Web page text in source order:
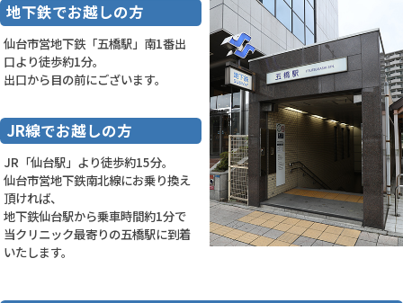
地下鉄でお越しの方
仙台市営地下鉄「五橋駅」南1番出
口より徒歩約1分。
出口から目の前にございます。
JR線でお越しの方
JR「仙台駅」より徒歩約15分。
仙台市営地下鉄南北線にお乗り換え
頂ければ、
地下鉄仙台駅から乗車時間約1分で
当クリニック最寄りの五橋駅に到着
いたします。